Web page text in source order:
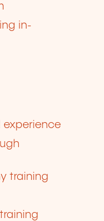
in-
experience
training